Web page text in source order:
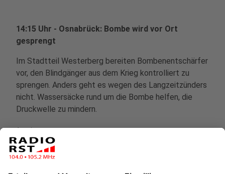
14:15 Uhr - Osnabrück: Bombe wird vor Ort
gesprengt
Im Stadtteil Westerberg bereiten Bombenentschärfer
vor, den Blindgänger aus dem Krieg kontrolliert zu
sprengen. Anders geht es wegen des Langzeitzünders
nicht. Wassersäcke rund um die Bombe helfen, die
Druckwelle zu mindern.
Anzeige